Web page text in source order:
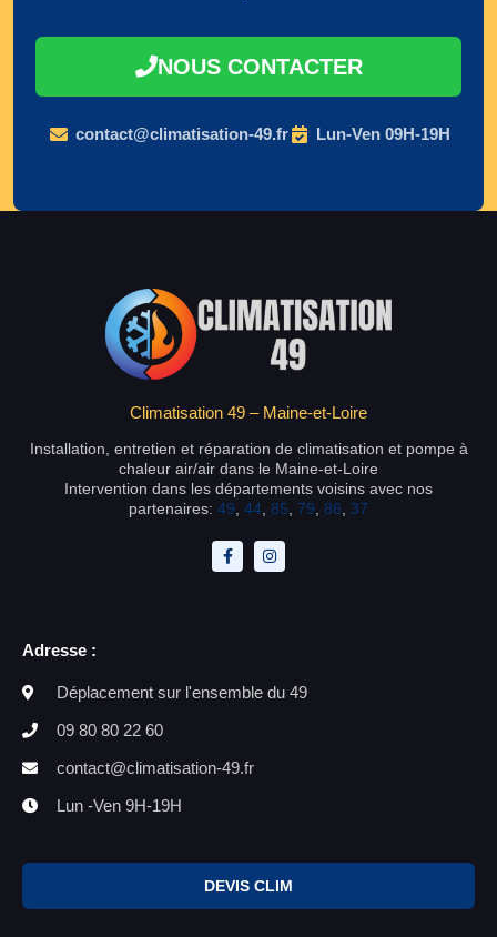
NOUS CONTACTER
contact@climatisation-49.fr Lun-Ven 09H-19H
Climatisation 49 – Maine-et-Loire
Installation, entretien et réparation de climatisation et pompe à
chaleur air/air dans le Maine-et-Loire
Intervention dans les départements voisins avec nos
partenaires: 49 44 85 79 86 37
Adresse :
Déplacement sur l'ensemble du 49
09 80 80 22 60
contact@climatisation-49.fr
Lun -Ven 9H-19H
DEVIS CLIM